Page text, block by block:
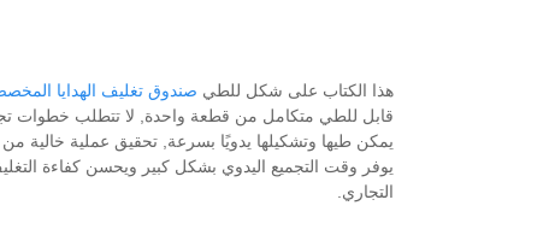
هذا الكتاب على شكل للطي صندوق تغليف الهدايا
قابل للطي متكامل من قطعة واحدة, لا تتطلب خطوات
يمكن طيها وتشكيلها يدويًا بسرعة, تحقيق عملية خالية من
يوفر وقت التجميع اليدوي بشكل كبير ويحسن كفاءة
التجاري.